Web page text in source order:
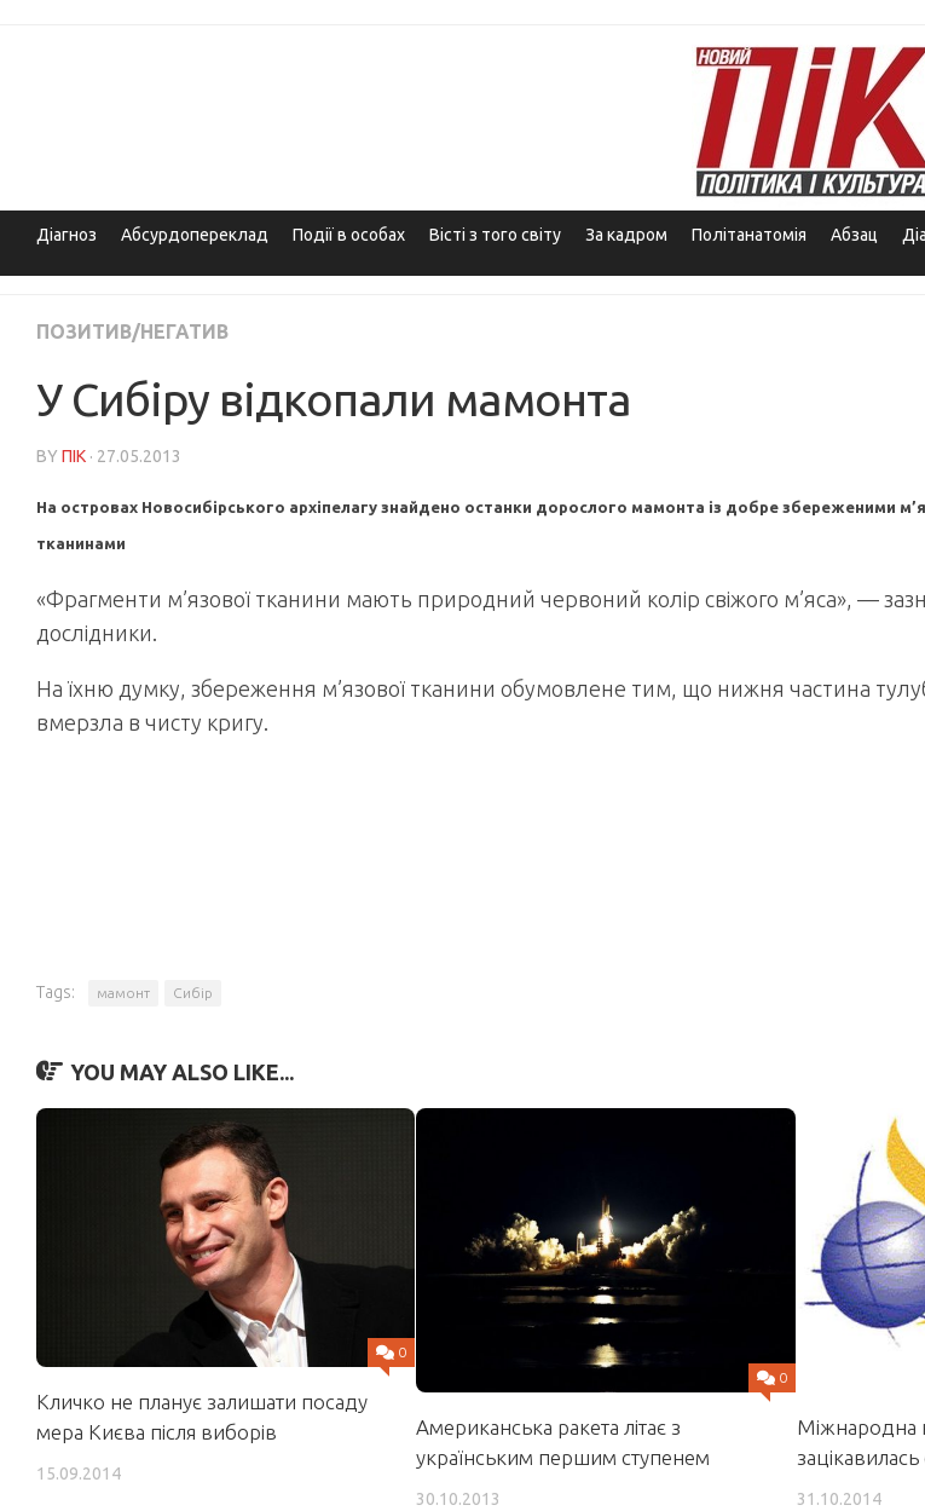
Діагноз Абсурдопереклад Події в особах Вісті з того світу За кадром Політанатомія Абзац
ПОЗИТИВ/НЕГАТИВ
У Сибіру відкопали мамонта
BY ПІК · 27.05.2013
На островах Новосибірського архіпелагу знайдено останки дорослого мамонта із добре збереженими
тканинами
«Фрагменти м’язової тканини мають природний червоний колір свіжого м’яса», —
дослідники.
На їхню думку, збереження м’язової тканини обумовлене тим, що нижня частина
вмерзла в чисту кригу.
Tags: мамонт Сибір
YOU MAY ALSO LIKE...
0
Кличко не планує залишати посаду
мера Києва після виборів
15.09.2014
0
Американська ракета літає з
українським першим ступенем
30.10.2013
Міжнародна
31.10.2014